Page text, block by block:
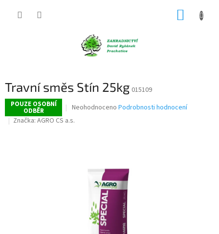
Travní směs Stín 25kg 015109
POUZE OSOBNÍ
ODBĚR
Průměrné
produktu
hvězdiček.
Neohodnoceno Podrobnosti hodnocení
Značka: AGRO CS a.s.